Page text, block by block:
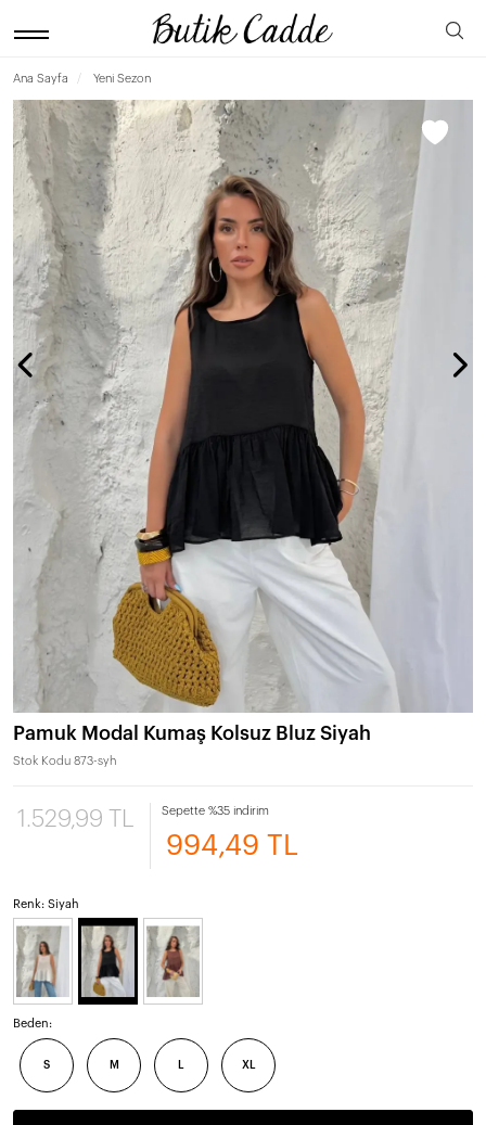
Ana Sayfa Yeni Sezon
Pamuk Modal Kumaş Kolsuz Bluz Siyah
Stok Kodu 873-syh
1.529,99 TL Sepette %35 indirim
994,49 TL
Renk: Siyah
Beden:
S M XL